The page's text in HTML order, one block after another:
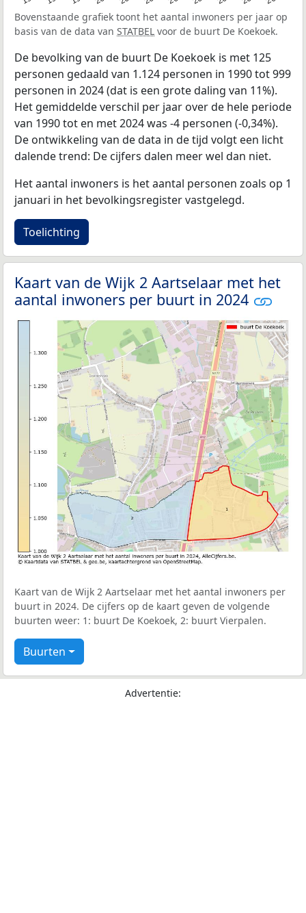
Bovenstaande grafiek toont het aantal inwoners per jaar op
basis van de data van STATBEL voor de buurt De Koekoek.
De bevolking van de buurt De Koekoek is met 125
personen gedaald van 1.124 personen in 1990 tot 999
personen in 2024 (dat is een grote daling van 11%).
Het gemiddelde verschil per jaar over de hele periode
van 1990 tot en met 2024 was -4 personen (-0,34%).
De ontwikkeling van de data in de tijd volgt een licht
dalende trend: De cijfers dalen meer wel dan niet.
Het aantal inwoners is het aantal personen zoals op 1
januari in het bevolkingsregister vastgelegd.
Toelichting
Kaart van de Wijk 2 Aartselaar met het
aantal inwoners per buurt in 2024
Kaart van de Wijk 2 Aartselaar met het aantal inwoners per
buurt in 2024. De cijfers op de kaart geven de volgende
buurten weer: 1: buurt De Koekoek, 2: buurt Vierpalen.
Buurten
Advertentie: